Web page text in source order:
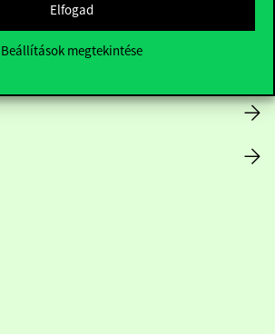
Elfogad
Beállítások megtekintése